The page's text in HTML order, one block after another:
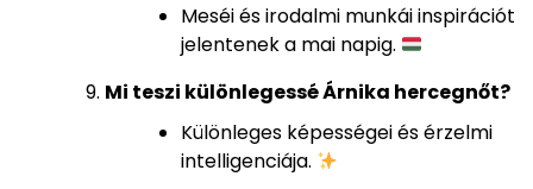
Meséi és irodalmi munkái inspirációt
jelentenek a mai napig.
Mi teszi különlegessé Árnika hercegnőt?
Különleges képességei és érzelmi
intelligenciája.